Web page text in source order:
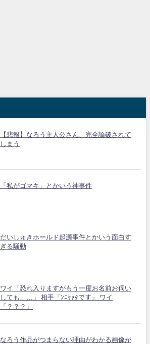
【悲報】なろう主人公さん、完全論破されて
しまう
「私がゴマキ」とかいう神事件
だいしゅきホールド起源事件とかいう面白す
ぎる騒動
ワイ「恐れ入りますがもう一度お名前お伺い
しても……」 相手「ﾝﾆｬｧﾀです」 ワイ
「？？？」
なろう作品がつまらない理由がわかる画像が